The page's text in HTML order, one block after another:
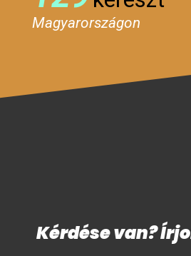
Magyarországon
Kérdése van?